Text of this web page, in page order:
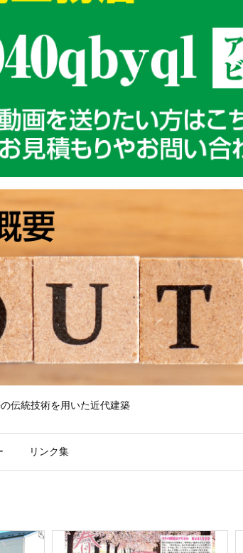
伝統技術を用いた近代建築
リンク集